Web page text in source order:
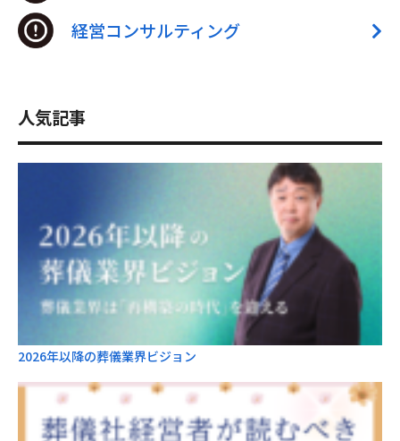
経営コンサルティング
人気記事
2026年以降の葬儀業界ビジョン